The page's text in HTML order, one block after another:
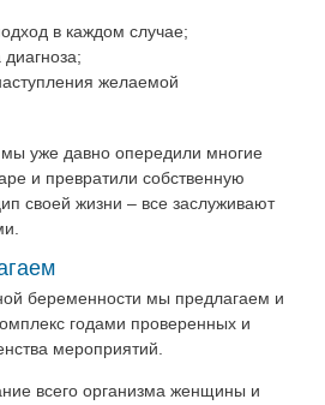
в каждом случае;
диагноза;
желаемой
уже давно опередили многие
и превратили собственную
своей жизни – все заслуживают
беременности мы предлагаем и
годами проверенных и
мероприятий.
всего организма женщины и